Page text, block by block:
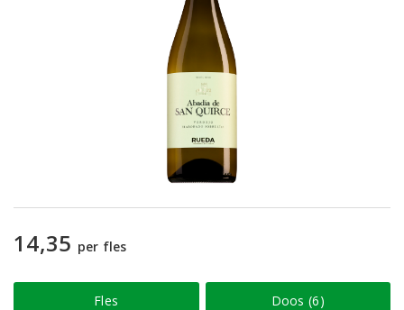
14,35 per fles
Fles Doos (6)